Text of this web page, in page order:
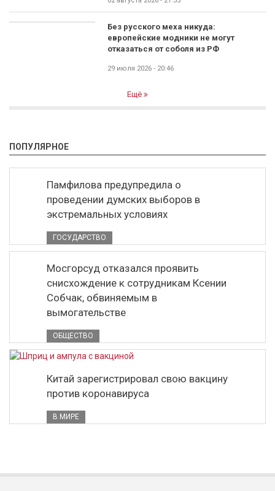
Без русского меха никуда:
европейские модники не могут
отказаться от соболя из РФ
29 июля 2026 - 20:46
Ещё
ПОПУЛЯРНОЕ
Памфилова предупредила о
проведении думских выборов в
экстремальных условиях
ГОСУДАРСТВО
Мосгорсуд отказался проявить
снисхождение к сотрудникам Ксении
Собчак, обвиняемым в
вымогательстве
ОБЩЕСТВО
Китай зарегистрировал свою вакцину
против коронавируса
В МИРЕ